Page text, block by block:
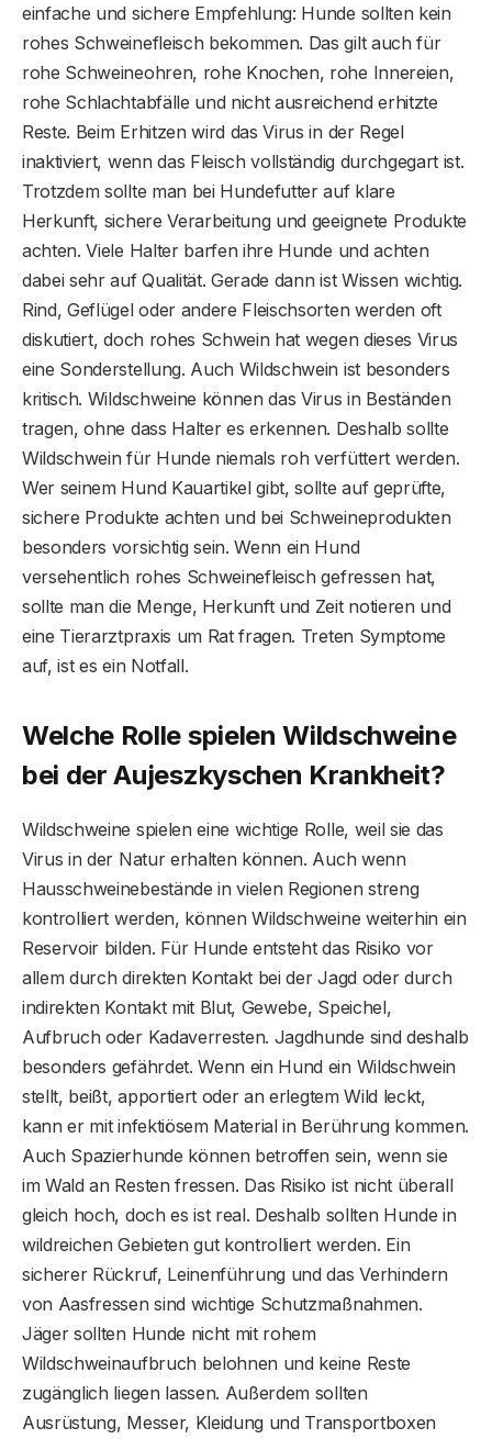
einfache und sichere Empfehlung: Hunde sollten kein
rohes Schweinefleisch bekommen. Das gilt auch für
rohe Schweineohren, rohe Knochen, rohe Innereien,
rohe Schlachtabfälle und nicht ausreichend erhitzte
Reste. Beim Erhitzen wird das Virus in der Regel
inaktiviert, wenn das Fleisch vollständig durchgegart ist.
Trotzdem sollte man bei Hundefutter auf klare
Herkunft, sichere Verarbeitung und geeignete Produkte
achten. Viele Halter barfen ihre Hunde und achten
dabei sehr auf Qualität. Gerade dann ist Wissen wichtig.
Rind, Geflügel oder andere Fleischsorten werden oft
diskutiert, doch rohes Schwein hat wegen dieses Virus
eine Sonderstellung. Auch Wildschwein ist besonders
kritisch. Wildschweine können das Virus in Beständen
tragen, ohne dass Halter es erkennen. Deshalb sollte
Wildschwein für Hunde niemals roh verfüttert werden.
Wer seinem Hund Kauartikel gibt, sollte auf geprüfte,
sichere Produkte achten und bei Schweineprodukten
besonders vorsichtig sein. Wenn ein Hund
versehentlich rohes Schweinefleisch gefressen hat,
sollte man die Menge, Herkunft und Zeit notieren und
eine Tierarztpraxis um Rat fragen. Treten Symptome
auf, ist es ein Notfall.
Welche Rolle spielen Wildschweine
bei der Aujeszkyschen Krankheit?
Wildschweine spielen eine wichtige Rolle, weil sie das
Virus in der Natur erhalten können. Auch wenn
Hausschweinebestände in vielen Regionen streng
kontrolliert werden, können Wildschweine weiterhin ein
Reservoir bilden. Für Hunde entsteht das Risiko vor
allem durch direkten Kontakt bei der Jagd oder durch
indirekten Kontakt mit Blut, Gewebe, Speichel,
Aufbruch oder Kadaverresten. Jagdhunde sind deshalb
besonders gefährdet. Wenn ein Hund ein Wildschwein
stellt, beißt, apportiert oder an erlegtem Wild leckt,
kann er mit infektiösem Material in Berührung kommen.
Auch Spazierhunde können betroffen sein, wenn sie
im Wald an Resten fressen. Das Risiko ist nicht überall
gleich hoch, doch es ist real. Deshalb sollten Hunde in
wildreichen Gebieten gut kontrolliert werden. Ein
sicherer Rückruf, Leinenführung und das Verhindern
von Aasfressen sind wichtige Schutzmaßnahmen.
Jäger sollten Hunde nicht mit rohem
Wildschweinaufbruch belohnen und keine Reste
zugänglich liegen lassen. Außerdem sollten
Ausrüstung, Messer, Kleidung und Transportboxen